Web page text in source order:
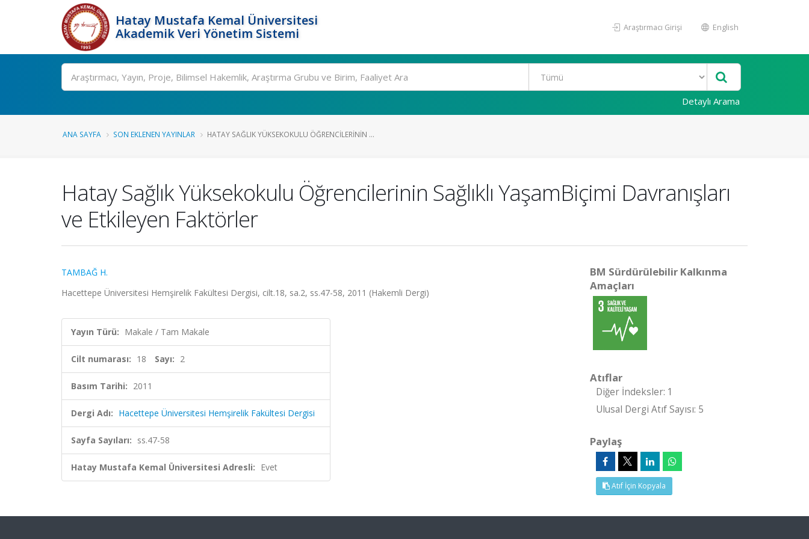
Hatay Mustafa Kemal Üniversitesi
Akademik Veri Yönetim Sistemi
Araştırmacı Girişi English
Ara
Detaylı Arama
ANA SAYFA SON EKLENEN YAYINLAR HATAY SAĞLIK YÜKSEKOKULU ÖĞRENCILERININ ...
Hatay Sağlık Yüksekokulu Öğrencilerinin Sağlıklı YaşamBiçimi Davranışları
ve Etkileyen Faktörler
TAMBAĞ H.
Hacettepe Üniversitesi Hemşirelik Fakültesi Dergisi, cilt.18, sa.2, ss.47-58, 2011 (Hakemli Dergi)
Yayın Türü: Makale / Tam Makale
Cilt numarası: 18 Sayı: 2
Basım Tarihi: 2011
Dergi Adı: Hacettepe Üniversitesi Hemşirelik Fakültesi Dergisi
Sayfa Sayıları: ss.47-58
Hatay Mustafa Kemal Üniversitesi Adresli: Evet
BM Sürdürülebilir Kalkınma
Amaçları
Atıflar
Diğer İndeksler: 1
Ulusal Dergi Atıf Sayısı: 5
Paylaş
Atıf İçin Kopyala